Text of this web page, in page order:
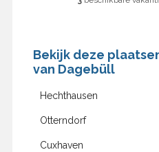
Bekijk deze
van Dagebüll
Hechthausen
Otterndorf
Cuxhaven